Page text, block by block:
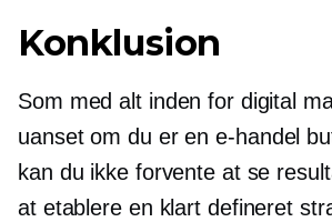
Konklusion
Som med alt inden for digital
uanset om du er ene-handel
kan du ikke forvente at se
at etablere en klart defineret